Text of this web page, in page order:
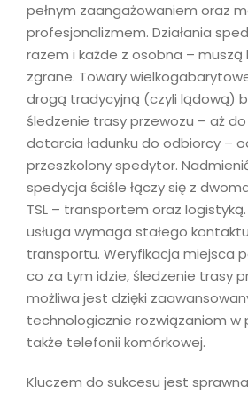
pełnym zaangażowaniem oraz
profesjonalizmem. Działania
razem i każde z osobna – muszą
zgrane. Towary
drogą tradycyjną (czyli lądową)
śledzenie trasy przewozu – aż
dotarcia ładunku do odbiorcy –
przeszkolony spedytor.
spedycja ściśle łączy się z
TSL – transportem oraz
usługa wymaga stałego
transportu. Weryfikacja miejsca
co za tym idzie, śledzenie trasy
możliwa jest dzięki
technologicznie rozwiązaniom w
także telefonii komórkowej.
Kluczem do sukcesu jest